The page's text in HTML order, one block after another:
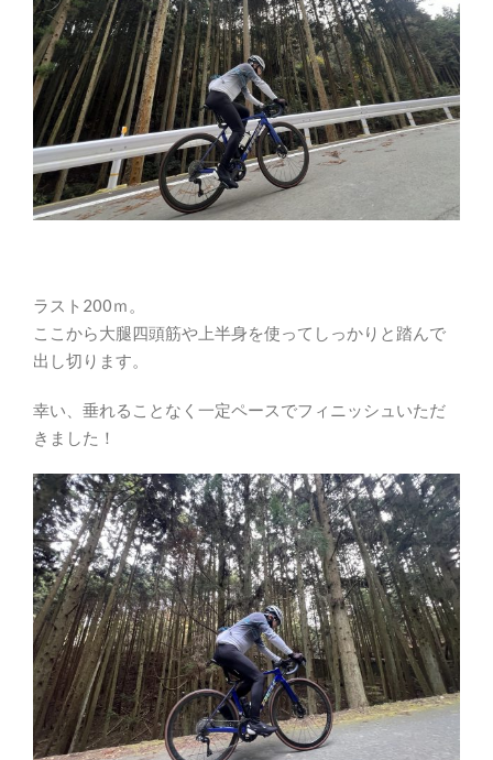
ラスト200ｍ。
ここから大腿四頭筋や上半身を使ってしっかりと踏んで
出し切ります。
幸い、垂れることなく一定ペースでフィニッシュいただ
きました！